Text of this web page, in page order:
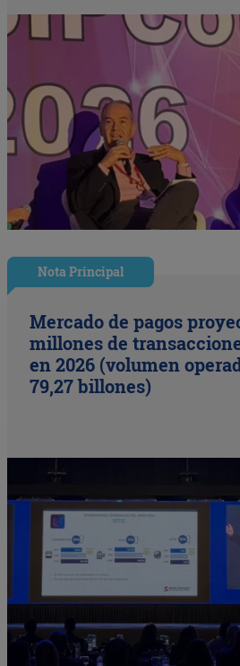
Nota Principal
Mercado de pagos
millones de
en 2026 (volumen
79,27 billones)